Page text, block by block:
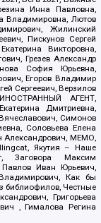
Инна Павловна,
Владимировна, Лютов
Жилинский
Пискунов Сергей
Викторовна,
Грезев Александр
София Юрьевна,
Егоров Владимир
Сергеевич, Верзилов
АГЕНТ,
Дмитриевна,
Симонов
Соловьева Елена
Александрович, МЕМО,
Якутия – Наше
Заговора Максим
Иван Юрьевич,
Как бы
библиофилов, Честные
Григорьева
, Гималова Регина